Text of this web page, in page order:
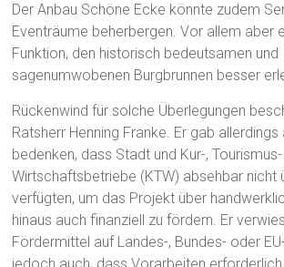
Der Anbau Schöne Ecke könnte zudem
Eventräume beherbergen. Vor allem aber
Funktion, den historisch bedeutsamen und
sagenumwobenen Burgbrunnen besser
Rückenwind für solche Überlegungen
Ratsherr Henning Franke. Er gab allerdings
bedenken, dass Stadt und Kur-, Tourismus-
Wirtschaftsbetriebe (KTW) absehbar nicht
verfügten, um das Projekt über
hinaus auch finanziell zu fördern. Er
Fördermittel auf Landes-, Bundes- oder